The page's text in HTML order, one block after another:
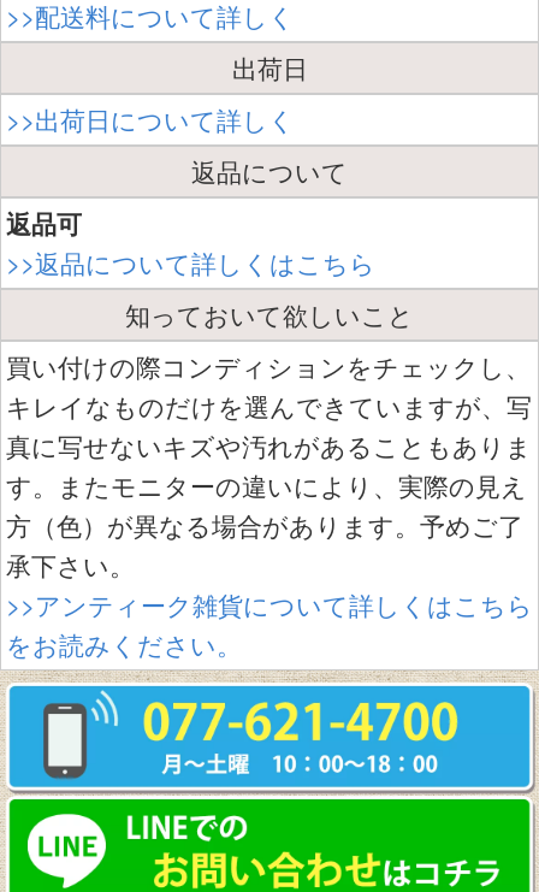
>>配送料について詳しく
出荷日
>>出荷日について詳しく
返品について
返品可
>>返品について詳しくはこちら
知っておいて欲しいこと
買い付けの際コンディションをチェックし、
キレイなものだけを選んできていますが、写
真に写せないキズや汚れがあることもありま
す。またモニターの違いにより、実際の見え
方（色）が異なる場合があります。予めご了
承下さい。
>>アンティーク雑貨について詳しくはこちら
をお読みください。